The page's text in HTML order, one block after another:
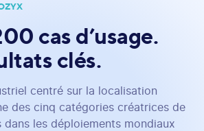
cas d’usage.
clés.
centré sur la localisation
des cinq catégories créatrices de
dans les déploiements mondiaux